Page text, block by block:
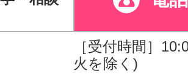
［受付時間］
火を除く)